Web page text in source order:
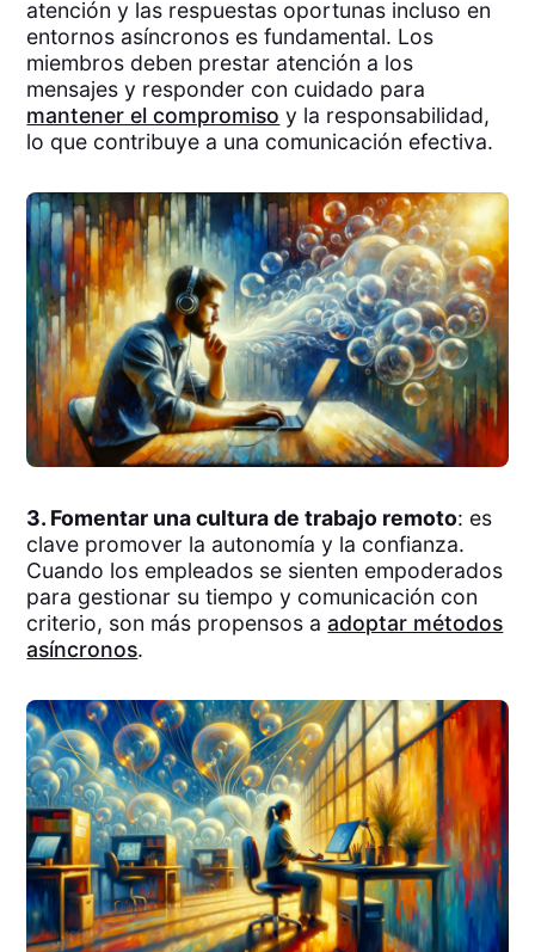
atención y las respuestas oportunas incluso en
entornos asíncronos es fundamental. Los
miembros deben prestar atención a los
mensajes y responder con cuidado para
mantener el compromiso y la responsabilidad,
lo que contribuye a una comunicación efectiva.
3. Fomentar una cultura de trabajo remoto: es
clave promover la autonomía y la confianza.
Cuando los empleados se sienten empoderados
para gestionar su tiempo y comunicación con
criterio, son más propensos aadoptar métodos
asíncronos.